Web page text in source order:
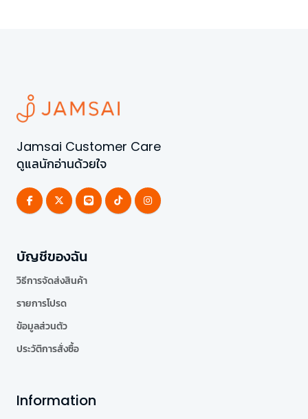
Jamsai Customer Care
ดูแลนักอ่านด้วยใจ
บัญชีของฉัน
วิธีการจัดส่งสินค้า
รายการโปรด
ข้อมูลส่วนตัว
ประวัติการสั่งซื้อ
Information